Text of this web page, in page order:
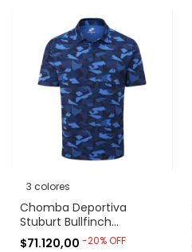
3 colores
Chomba Deportiva
Stuburt Bullfinch
Protección UPF 50+
$71.120,00 -20%OFF